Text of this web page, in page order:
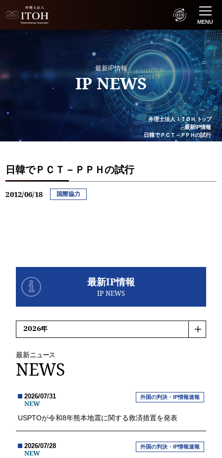
MENU
最新IP情報
IP NEWS
弁理士法人ＩＴＯＨ トップ
最新IP情報
日韓でＰＣＴ－ＰＰＨの試行
日韓でＰＣＴ－ＰＰＨの試行
2012/06/18 国際協力
最新IP情報
IP NEWS
最新ニュース
NEWS
2026/07/31
NEW
外国の判決・IP情報速報
USPTOが令和8年熊本地震に関する救済措置を発表
2026/07/28
NEW
外国の判決・IP情報速報